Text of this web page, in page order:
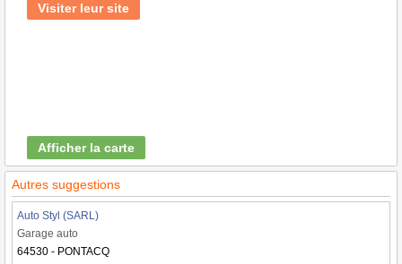
Visiter leur site
Afficher la carte
Autres suggestions
Auto Styl (SARL)
Garage auto
64530 - PONTACQ